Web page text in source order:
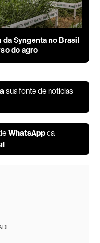
da Syngenta no Brasil
do agro
sua fonte de notícias
WhatsAppda